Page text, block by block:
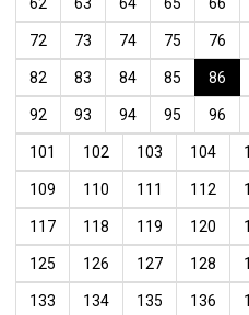
62 63 64 65 66
72 73 74 75 76
82 83 84 85 86
92 93 94 95 96
101 102 103 104
109 110 111 112
117 118 119 120
125 126 127 128
133 134 135 136